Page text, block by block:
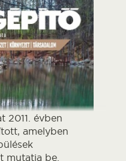
2011. évben
amelyben
mutatja be.